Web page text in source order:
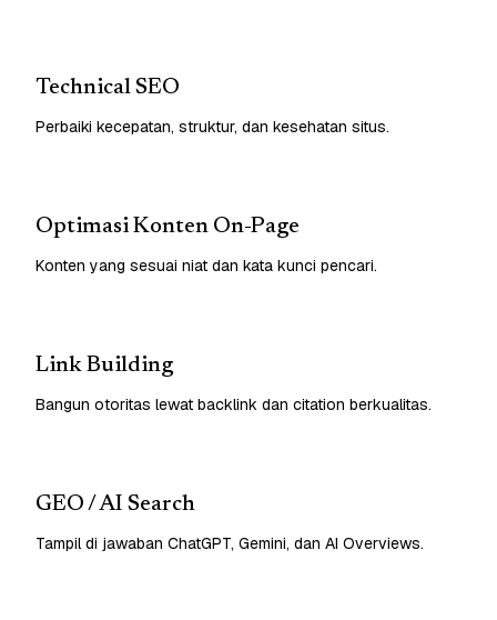
Technical SEO
Perbaiki kecepatan, struktur, dan kesehatan situs.
Optimasi Konten On-Page
Konten yang sesuai niat dan kata kunci pencari.
Link Building
Bangun otoritas lewat backlink dan citation berkualitas.
GEO / AI Search
Tampil di jawaban ChatGPT, Gemini, dan AI Overviews.